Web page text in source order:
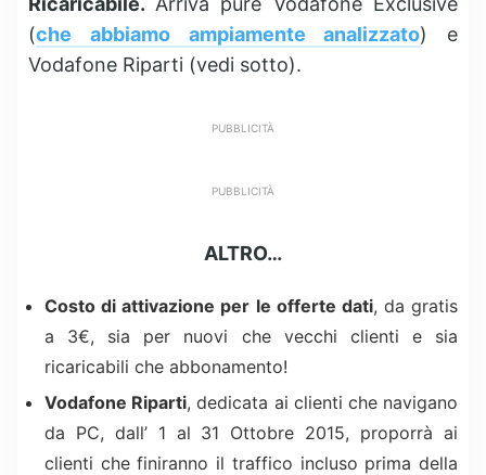
(che abbiamo ampiamente analizzato) e
Vodafone Riparti (vedi sotto).
PUBBLICITÀ
PUBBLICITÀ
ALTRO…
Costo di attivazione per le offerte dati, da gratis
a 3€, sia per nuovi che vecchi clienti e sia
ricaricabili che abbonamento!
Vodafone Riparti, dedicata ai clienti che navigano
da PC, dall’ 1 al 31 Ottobre 2015, proporrà ai
clienti che finiranno il traffico incluso prima della